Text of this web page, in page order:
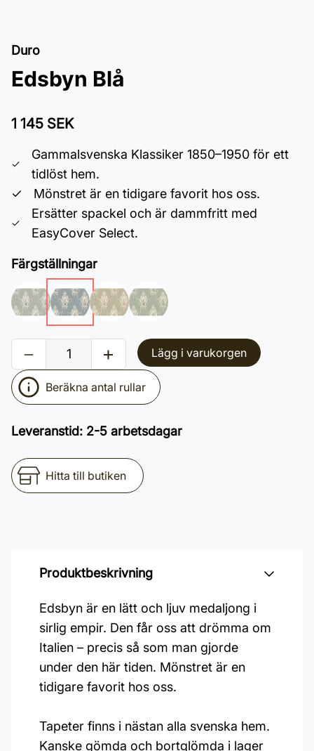
Duro
Edsbyn Blå
1 145 SEK
Gammalsvenska Klassiker 1850–1950 för ett
tidlöst hem.
Mönstret är en tidigare favorit hos oss.
Ersätter spackel och är dammfritt med
EasyCover Select.
Färgställningar
Lägg i varukorgen
Beräkna antal rullar
Leveranstid: 2-5 arbetsdagar
Hitta till butiken
Produktbeskrivning
Edsbyn är en lätt och ljuv medaljong i
sirlig empir. Den får oss att drömma om
Italien – precis så som man gjorde
under den här tiden. Mönstret är en
tidigare favorit hos oss.
Tapeter finns i nästan alla svenska hem.
Kanske gömda och bortglömda i lager